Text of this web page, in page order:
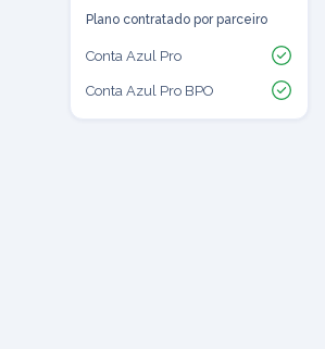
Plano contratado por parceiro
Conta Azul Pro
Conta Azul Pro BPO